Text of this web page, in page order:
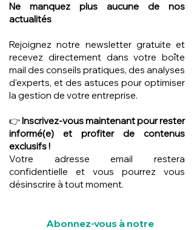
Ne manquez plus aucune de nos
actualités
Rejoignez notre newsletter gratuite et
recevez directement dans votre boîte
mail des conseils pratiques, des analyses
d'experts, et des astuces pour optimiser
la gestion de votre entreprise.
👉Inscrivez-vous maintenant pour rester
informé(e) et profiter de contenus
exclusifs !
Votre adresse email restera
confidentielle et vous pourrez vous
désinscrire à tout moment.
Abonnez-vous à notre